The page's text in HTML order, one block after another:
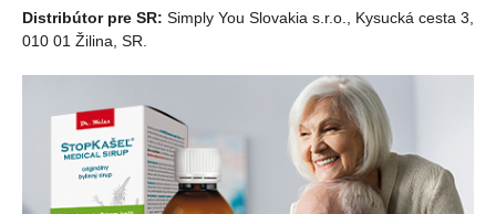
Distribútor pre SR: Simply You Slovakia s.r.o., Kysucká cesta 3,
010 01 Žilina, SR.